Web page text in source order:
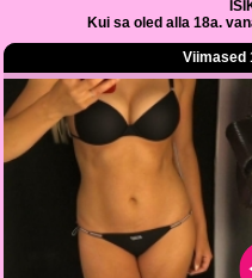
Kui sa oled alla 18a.
Viimased